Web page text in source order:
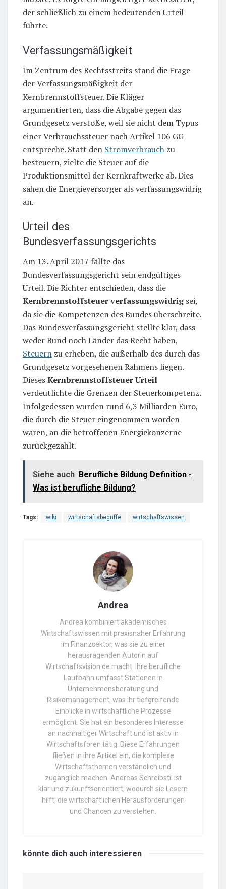
der schließlich zu einem bedeutenden Urteil
führte.
Verfassungsmäßigkeit
Im Zentrum des Rechtsstreits stand die Frage
der Verfassungsmäßigkeit der
Kernbrennstoffsteuer. Die Kläger
argumentierten, dass die Abgabe gegen das
Grundgesetz verstoße, weil sie nicht dem Typus
einer Verbrauchssteuer nach Artikel 106 GG
entspreche. Statt den Stromverbrauch zu
besteuern, zielte die Steuer auf die
Produktionsmittel der Kernkraftwerke ab. Dies
sahen die Energieversorger als verfassungswidrig
an.
Urteil des
Bundesverfassungsgerichts
Am 13. April 2017 fällte das
Bundesverfassungsgericht sein endgültiges
Urteil. Die Richter entschieden, dass die
Kernbrennstoffsteuer verfassungswidrigsei,
da sie die Kompetenzen des Bundes überschreite.
Das Bundesverfassungsgericht stellte klar, dass
weder Bund noch Länder das Recht haben,
Steuern zu erheben, die außerhalb des durch das
Grundgesetz vorgesehenen Rahmens liegen.
DiesesKernbrennstoffsteuer Urteil
verdeutlichte die Grenzen der Steuerkompetenz.
Infolgedessen wurden rund 6,3 Milliarden Euro,
die durch die Steuer eingenommen worden
waren, an die betroffenen Energiekonzerne
zurückgezahlt.
Siehe auch Berufliche Bildung Definition -
Was ist berufliche Bildung?
Tags: wiki wirtschaftsbegriffe wirtschaftswissen
Andrea
Andrea kombiniert akademisches
Wirtschaftswissen mit praxisnaher Erfahrung
im Finanzsektor, was sie zu einer
herausragenden Autorin auf
Wirtschaftsvision.de macht. Ihre berufliche
Laufbahn umfasst Stationen in
Unternehmensberatung und
Risikomanagement, was ihr tiefgreifende
Einblicke in wirtschaftliche Prozesse
ermöglicht. Sie hat ein besonderes Interesse
an nachhaltiger Wirtschaft und ist aktiv in
Wirtschaftsforen tätig. Diese Erfahrungen
fließen in ihre Artikel ein, die komplexe
Wirtschaftsthemen verständlich und
zugänglich machen. Andreas Schreibstil ist
klar und zukunftsorientiert, wodurch sie Lesern
hilft, die wirtschaftlichen Herausforderungen
und Chancen zu verstehen.
könnte dich auch interessieren